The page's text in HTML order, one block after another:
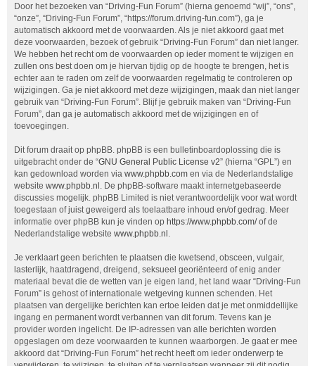
Door het bezoeken van “Driving-Fun Forum” (hierna genoemd “wij”, “ons”,
“onze”, “Driving-Fun Forum”, “https://forum.driving-fun.com”), ga je
automatisch akkoord met de voorwaarden. Als je niet akkoord gaat met
deze voorwaarden, bezoek of gebruik “Driving-Fun Forum” dan niet langer.
We hebben het recht om de voorwaarden op ieder moment te wijzigen en
zullen ons best doen om je hiervan tijdig op de hoogte te brengen, het is
echter aan te raden om zelf de voorwaarden regelmatig te controleren op
wijzigingen. Ga je niet akkoord met deze wijzigingen, maak dan niet langer
gebruik van “Driving-Fun Forum”. Blijf je gebruik maken van “Driving-Fun
Forum”, dan ga je automatisch akkoord met de wijzigingen en of
toevoegingen.
Dit forum draait op phpBB. phpBB is een bulletinboardoplossing die is
uitgebracht onder de “GNU General Public License v2” (hierna “GPL”) en
kan gedownload worden via www.phpbb.com en via de Nederlandstalige
website www.phpbb.nl . De phpBB-software maakt internetgebaseerde
discussies mogelijk. phpBB Limited is niet verantwoordelijk voor wat wordt
toegestaan of juist geweigerd als toelaatbare inhoud en/of gedrag. Meer
informatie over phpBB kun je vinden op https://www.phpbb.com/of de
Nederlandstalige website www.phpbb.nl .
Je verklaart geen berichten te plaatsen die kwetsend, obsceen, vulgair,
lasterlijk, haatdragend, dreigend, seksueel georiënteerd of enig ander
materiaal bevat die de wetten van je eigen land, het land waar “Driving-Fun
Forum” is gehost of internationale wetgeving kunnen schenden. Het
plaatsen van dergelijke berichten kan ertoe leiden dat je met onmiddellijke
ingang en permanent wordt verbannen van dit forum. Tevens kan je
provider worden ingelicht. De IP-adressen van alle berichten worden
opgeslagen om deze voorwaarden te kunnen waarborgen. Je gaat er mee
akkoord dat “Driving-Fun Forum” het recht heeft om ieder onderwerp te